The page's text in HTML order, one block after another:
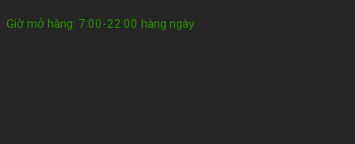
Giờ mở hàng: 7:00-22:00 hàng ngày